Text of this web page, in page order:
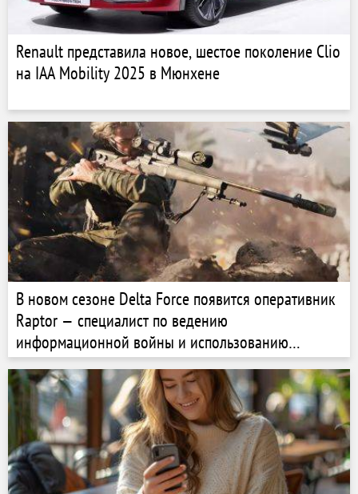
Renault представила новое, шестое поколение Clio
на IAA Mobility 2025 в Мюнхене
В новом сезоне Delta Force появится оперативник
Raptor — специалист по ведению
информационной войны и использованию
разведывательных дронов